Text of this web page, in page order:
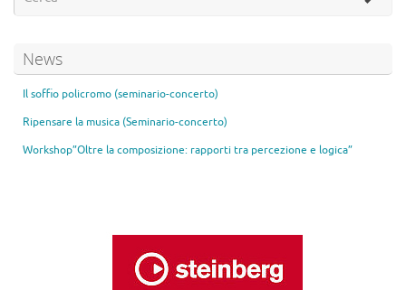
News
Il soffio policromo (seminario-concerto)
Ripensare la musica (Seminario-concerto)
Workshop”Oltre la composizione: rapporti tra percezione e logica”